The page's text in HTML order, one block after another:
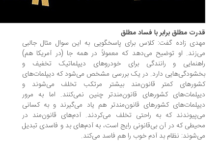
مطلق برابر با فساد مطلق
زاده گفت: کلاس برای پاسخگویی به این سوال مثال جالبی
او توضیح می‌دهد که معمولاً در همه جا (در آمریکا هم)
و رانندگی برای خودروهای دیپلماتیک تخفیف و
دارد. در یک بررسی مشخص می‌شود که دیپلمات‌های
کمتر قانون‌مند بیشتر مرتکب تخلف می‌شوند و
کشورهای قانون‌مندتر چنین نمی‌کنند. اما به مرور
کشورهای قانون‌مندتر هم یاد می‌گیرند و به کسانی
که به راحتی تخلف می‌کردند. آدم‌های قانون‌مند در
که در آن بی‌قانونی رایج است، به آدم‌های بد و فاسدی تبدیل
نظام بد آدم خوب را هم فاسد می‌کند.